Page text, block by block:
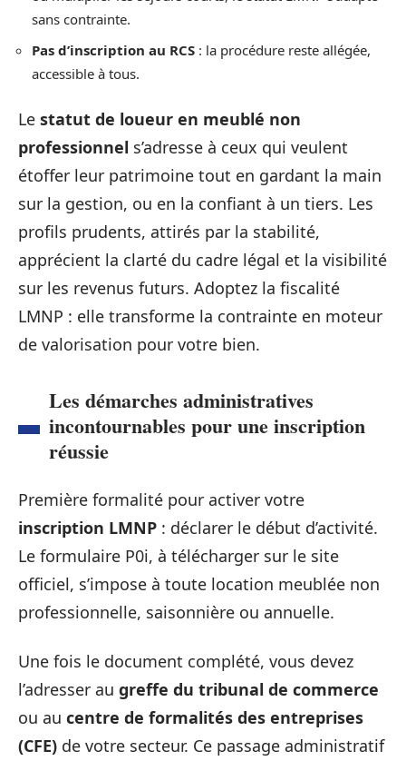
sans contrainte.
Pas d’inscription au RCS : la procédure reste allégée,
accessible à tous.
Le statut de loueur en meublé non
professionnel s’adresse à ceux qui veulent
étoffer leur patrimoine tout en gardant la main
sur la gestion, ou en la confiant à un tiers. Les
profils prudents, attirés par la stabilité,
apprécient la clarté du cadre légal et la visibilité
sur les revenus futurs. Adoptez la fiscalité
LMNP : elle transforme la contrainte en moteur
de valorisation pour votre bien.
Les démarches administratives
incontournables pour une inscription
réussie
Première formalité pour activer votre
inscription LMNP : déclarer le début d’activité.
Le formulaire P0i, à télécharger sur le site
officiel, s’impose à toute location meublée non
professionnelle, saisonnière ou annuelle.
Une fois le document complété, vous devez
l’adresser au greffe du tribunal de commerce
ou au centre de formalités des entreprises
(CFE) de votre secteur. Ce passage administratif